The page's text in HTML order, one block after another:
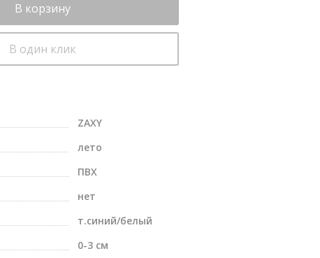
В корзину
В один клик
ZAXY
лето
ПВХ
нет
т.синий/белый
0-3 см